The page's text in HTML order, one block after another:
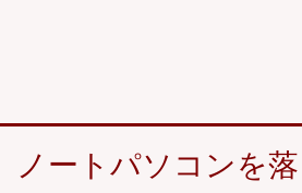
ノートパソコンを